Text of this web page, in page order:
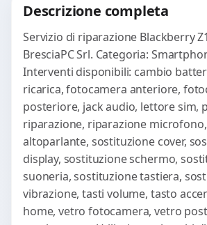
Descrizione completa
Servizio di riparazione Blackberry
BresciaPC Srl. Categoria:
Interventi disponibili: cambio
ricarica, fotocamera anteriore,
posteriore, jack audio, lettore sim,
riparazione, riparazione
altoparlante, sostituzione cover,
display, sostituzione schermo,
suoneria, sostituzione tastiera,
vibrazione, tasti volume, tasto
home, vetro fotocamera, vetro